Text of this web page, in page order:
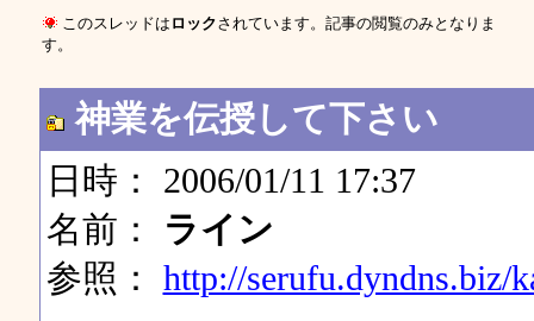
このスレッドは ロックされています。記事の閲覧のみとなりま
す。
神業を伝授して下さい
日時： 2006/01/11 17:37
名前：
ライン
参照： http://serufu.dyndns.biz/